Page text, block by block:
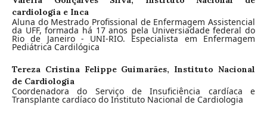
cardiologia e Inca
Aluna do Mestrado Profissional de Enfermagem Assistencial
da UFF, formada há 17 anos pela Universiadade federal do
Rio de Janeiro - UNI-RIO. Especialista em Enfermagem
Pediátrica Cardilógica
Tereza Cristina Felippe Guimarães, Instituto Nacional
de Cardiologia
Coordenadora do Serviço de Insuficiência cardíaca e
Transplante cardíaco do Instituto Nacional de Cardiologia